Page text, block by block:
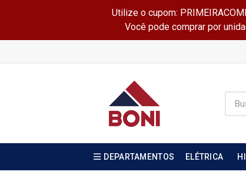
Utilize o cupom:
Você pode comprar por
DEPARTAMENTOS ELÉTRICA